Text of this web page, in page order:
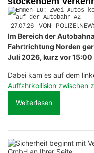
27.07.26 VON
Im Bereich der
Fahrtrichtung Norden
Juli 2026, kurz vor 15:00
Dabei kam es auf dem
Auffahrkollision zwischen
Weiterlesen